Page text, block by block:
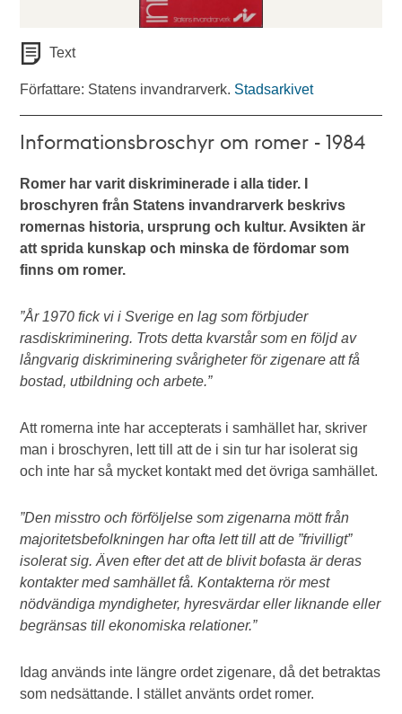
Text
Författare: Statens invandrarverk. Stadsarkivet
Informationsbroschyr om romer - 1984
Romer har varit diskriminerade i alla tider. I
broschyren från Statens invandrarverk beskrivs
romernas historia, ursprung och kultur. Avsikten är
att sprida kunskap och minska de fördomar som
finns om romer.
”År 1970 fick vi i Sverige en lag som förbjuder
rasdiskriminering. Trots detta kvarstår som en följd av
långvarig diskriminering svårigheter för zigenare att få
bostad, utbildning och arbete.”
Att romerna inte har accepterats i samhället har, skriver
man i broschyren, lett till att de i sin tur har isolerat sig
och inte har så mycket kontakt med det övriga samhället.
”Den misstro och förföljelse som zigenarna mött från
majoritetsbefolkningen har ofta lett till att de ”frivilligt”
isolerat sig. Även efter det att de blivit bofasta är deras
kontakter med samhället få. Kontakterna rör mest
nödvändiga myndigheter, hyresvärdar eller liknande eller
begränsas till ekonomiska relationer.”
Idag används inte längre ordet zigenare, då det betraktas
som nedsättande. I stället använts ordet romer.